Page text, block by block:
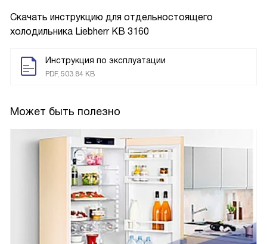
Скачать инструкцию для отдельностоящего
холодильника Liebherr KB 3160
Инструкция по эксплуатации
PDF, 503.84 KB
Может быть полезно